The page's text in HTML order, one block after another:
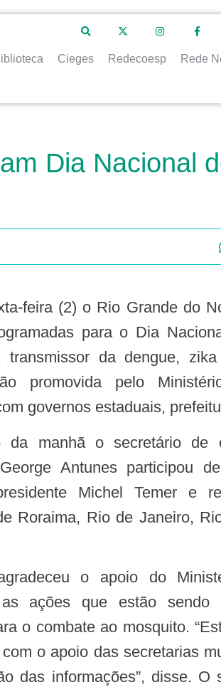
Cieges Redecoesp Rede
Dia Nacional
para o Dia
transmissor da dengue,
promovida pelo
governos estaduais,
Antunes participou
Michel Temer e
Roraima, Rio de Janeiro,
ações que estão sendo
o combate ao mosquito.
o apoio das secretarias
das informações”, disse. O